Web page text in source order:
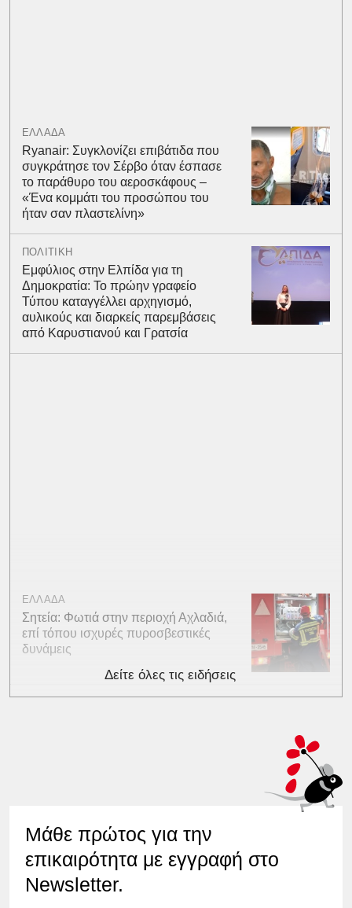
ΕΛΛΑΔΑ
Ryanair: Συγκλονίζει επιβάτιδα που
συγκράτησε τον Σέρβο όταν έσπασε
το παράθυρο του αεροσκάφους –
«Ένα κομμάτι του προσώπου του
ήταν σαν πλαστελίνη»
ΠΟΛΙΤΙΚΗ
Εμφύλιος στην Ελπίδα για τη
Δημοκρατία: Το πρώην γραφείο
Τύπου καταγγέλλει αρχηγισμό,
αυλικούς και διαρκείς παρεμβάσεις
από Καρυστιανού και Γρατσία
ΕΛΛΑΔΑ
Σητεία: Φωτιά στην περιοχή Αχλαδιά,
επί τόπου ισχυρές πυροσβεστικές
δυνάμεις
Δείτε όλες τις ειδήσεις
Μάθε πρώτος για την
επικαιρότητα με εγγραφή στο
Newsletter.